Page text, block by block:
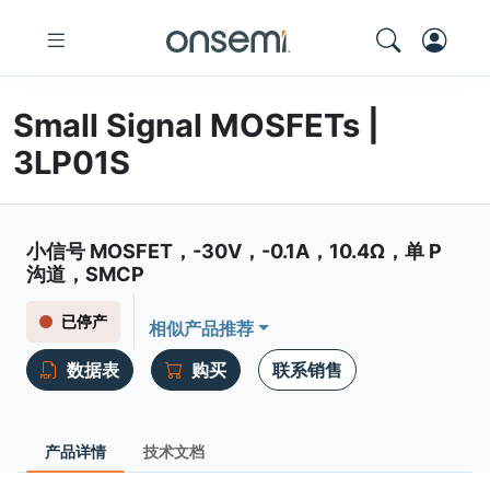
Small Signal MOSFETs |
3LP01S
小信号 MOSFET，-30V，-0.1A，10.4Ω，单 P
沟道，SMCP
已停产
相似产品推荐
数据表
购买 联系销售
产品详情 技术文档